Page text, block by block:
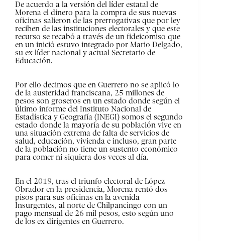
De acuerdo a la versión del líder estatal de
Morena el dinero para la compra de sus nuevas
oficinas salieron de las prerrogativas que por ley
reciben de las instituciones electorales y que este
recurso se recabó a través de un fideicomiso que
en un inició estuvo integrado por Mario Delgado,
su ex líder nacional y actual Secretario de
Educación.
Por ello decimos que en Guerrero no se aplicó lo
de la austeridad franciscana, 25 millones de
pesos son groseros en un estado donde según el
último informe del Instituto Nacional de
Estadística y Geografía (INEGI) somos el segundo
estado donde la mayoría de su población vive en
una situación extrema de falta de servicios de
salud, educación, vivienda e incluso, gran parte
de la población no tiene un sustento económico
para comer ni siquiera dos veces al día.
En el 2019, tras el triunfo electoral de López
Obrador en la presidencia, Morena rentó dos
pisos para sus oficinas en la avenida
Insurgentes, al norte de Chilpancingo con un
pago mensual de 26 mil pesos, esto según uno
de los ex dirigentes en Guerrero.